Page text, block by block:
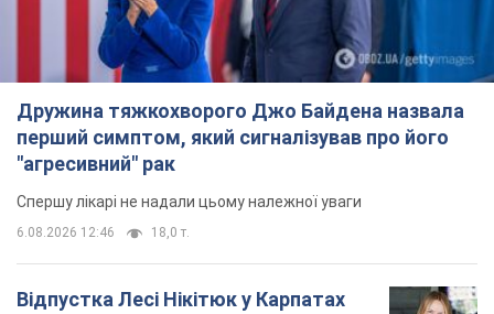
Знаменитість вийшла на пряму комунікацію в
мережі та розставила всі крапки над "і"
6.08.2026 17:32 14,7 т.
"Динамо" з перемоги стартувало у
кваліфікації Ліги конференцій. Відео